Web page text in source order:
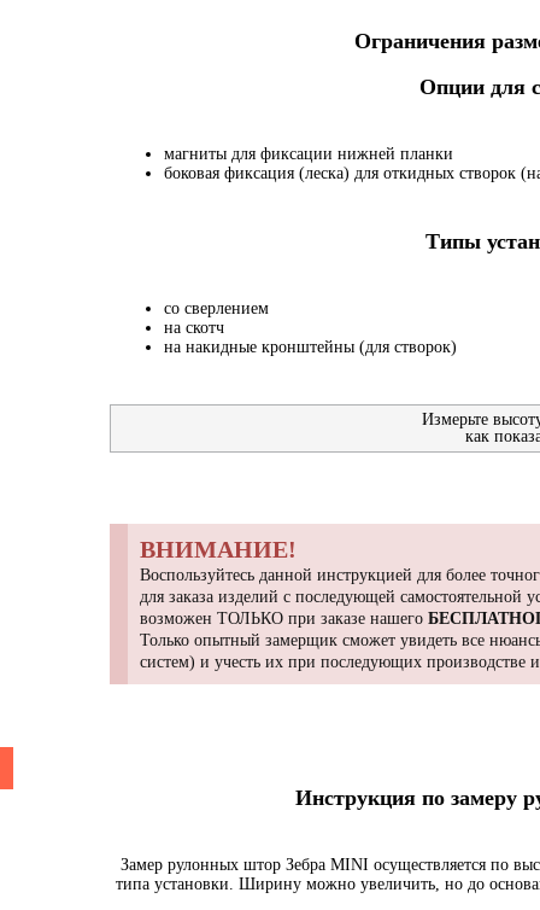
Ограничения
Опции для
магниты для фиксации нижней планки
боковая фиксация (леска) для откидных створок
Типы
со сверлением
на скотч
на накидные кронштейны (для створок)
Измерьте
как
ВНИМАНИЕ!
Воспользуйтесь данной инструкцией для более
для заказа изделий с последующей
возможен ТОЛЬКО при заказе нашего
Только опытный замерщик сможет увидеть все
систем) и учесть их при последующих производстве
Инструкция по
Замер рулонных штор Зебра MINI осуществляется по
типа установки. Ширину можно увеличить, но до